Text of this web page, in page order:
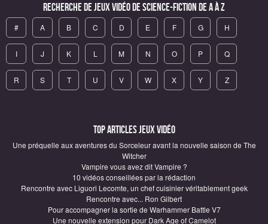
Recherche de Jeux vidéo de science-fiction de A à Z
# A B C D E F G H
I J K L M N O P Q
R S T U V W X Y Z
Top articles Jeux vidéo
Une préquelle aux aventures du Sorceleur avant la nouvelle saison de The
Witcher
Vampire vous avez dit Vampire ?
10 vidéos conseillées par la rédaction
Rencontre avec Liguori Lecomte, un chef cuisinier véritablement geek
Rencontre avec... Ron Gilbert
Pour accompagner la sortie de Warhammer Battle V7
Une nouvelle extension pour Dark Age of Camelot